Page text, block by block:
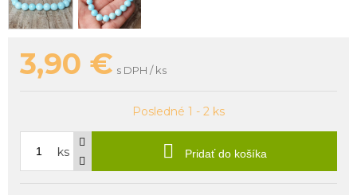
3,90 € s DPH / ks
Posledné 1 - 2 ks
ks Pridať do košíka